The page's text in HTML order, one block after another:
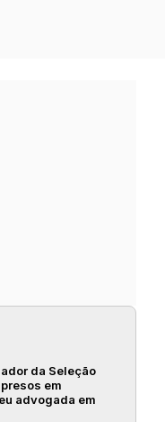
da Seleção
em
advogada em